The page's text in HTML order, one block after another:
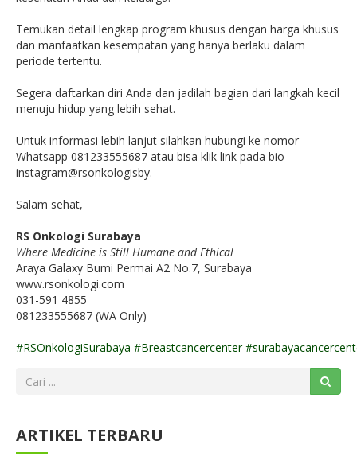
Temukan detail lengkap program khusus dengan harga khusus
dan manfaatkan kesempatan yang hanya berlaku dalam
periode tertentu.
Segera daftarkan diri Anda dan jadilah bagian dari langkah kecil
menuju hidup yang lebih sehat.
Untuk informasi lebih lanjut silahkan hubungi ke nomor
Whatsapp 081233555687 atau bisa klik link pada bio
instagram@rsonkologisby.
Salam sehat,
RS Onkologi Surabaya
Where Medicine is Still Humane and Ethical
Araya Galaxy Bumi Permai A2 No.7, Surabaya
www.rsonkologi.com
031-591 4855
081233555687 (WA Only)
#RSOnkologiSurabaya #Breastcancercenter
ARTIKEL TERBARU